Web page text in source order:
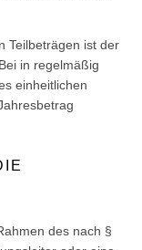
Teilbeträgen ist der
in regelmäßig
einheitlichen
des nach §